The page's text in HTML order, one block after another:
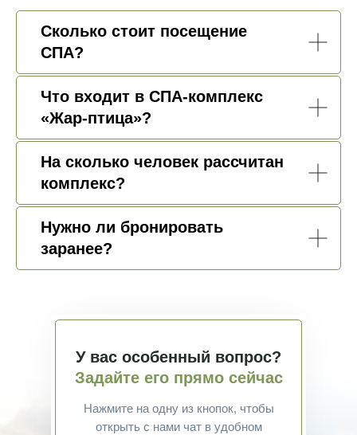
Сколько стоит посещение
СПА?
Что входит в СПА-комплекс
«Жар-птица»?
На сколько человек рассчитан
комплекс?
Нужно ли бронировать
заранее?
У вас особенный вопрос?
Задайте его прямо сейчас
Нажмите на одну из кнопок, чтобы
открыть с нами чат в удобном